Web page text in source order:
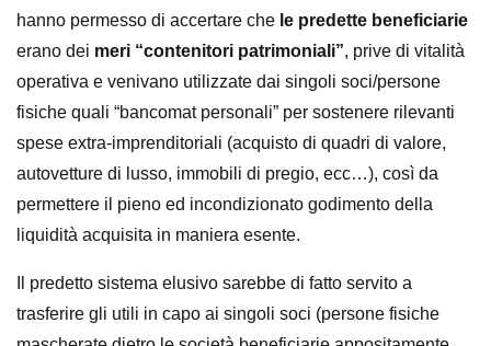
hanno permesso di accertare che le predette beneficiarie
erano dei meri “contenitori patrimoniali”, prive di vitalità
operativa e venivano utilizzate dai singoli soci/persone
fisiche quali “bancomat personali” per sostenere rilevanti
spese extra-imprenditoriali (acquisto di quadri di valore,
autovetture di lusso, immobili di pregio, ecc…), così da
permettere il pieno ed incondizionato godimento della
liquidità acquisita in maniera esente.
Il predetto sistema elusivo sarebbe di fatto servito a
trasferire gli utili in capo ai singoli soci (persone fisiche